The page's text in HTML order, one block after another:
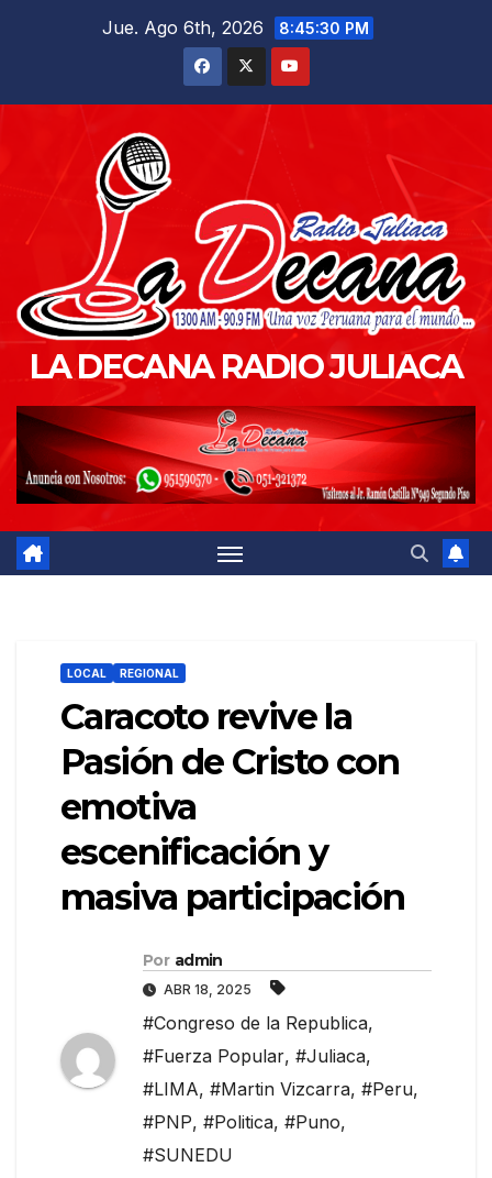
Jue. Ago 6th, 2026 8:45:31 PM
LA DECANA RADIO JULIACA
LOCAL REGIONAL
Caracoto revive la
Pasión de Cristo con
emotiva
escenificación y
masiva participación
Por admin
ABR 18, 2025
#Congreso de la Republica,
#Fuerza Popular, #Juliaca,
#LIMA, #Martin Vizcarra, #Peru,
#PNP, #Politica, #Puno,
#SUNEDU